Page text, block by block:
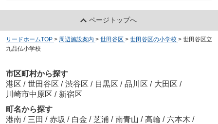
ページトップへ
リードホームTOP > 周辺施設案内 > 世田谷区 > 世田谷区の小学校 > 世田谷区立
九品仏小学校
市区町村から探す
港区 / 世田谷区 / 渋谷区 / 目黒区 / 品川区 / 大田区 /
川崎市中原区 / 新宿区
町名から探す
港南 / 三田 / 赤坂 / 白金 / 芝浦 / 南青山 / 高輪 / 六本木 /